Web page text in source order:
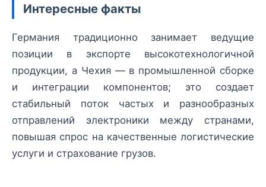
Интересные факты
Германия традиционно занимает ведущие
позиции в экспорте высокотехнологичной
продукции, а Чехия — в промышленной сборке
и интеграции компонентов; это создает
стабильный поток частых и разнообразных
отправлений электроники между странами,
повышая спрос на качественные логистические
услуги и страхование грузов.